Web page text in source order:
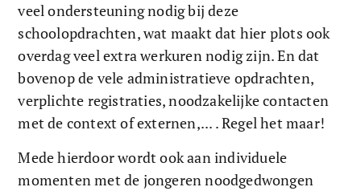
veel ondersteuning nodig bij deze
schoolopdrachten, wat maakt dat hier plots ook
overdag veel extra werkuren nodig zijn. En dat
bovenop de vele administratieve opdrachten,
verplichte registraties, noodzakelijke contacten
met de context of externen,... . Regel het maar!
Mede hierdoor wordt ook aan individuele
momenten met de jongeren noodgedwongen